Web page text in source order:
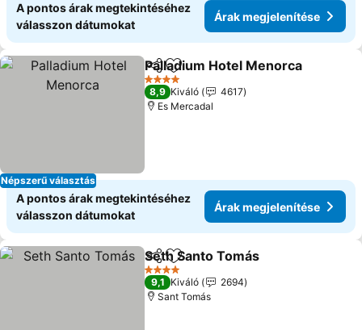
A pontos árak megtekintéséhez
válasszon dátumokat
Árak megjelenítése
Népszerű választás
Megosztás
Hozzáadás a kedvencekhez
Palladium Hotel Menorca
4 Kategória
8,9 Kiváló
4617
Es Mercadal
A pontos árak megtekintéséhez
válasszon dátumokat
Árak megjelenítése
Megosztás
Hozzáadás a kedvencekhez
Seth Santo Tomás
4 Kategória
9,1 Kiváló
2694
Sant Tomás